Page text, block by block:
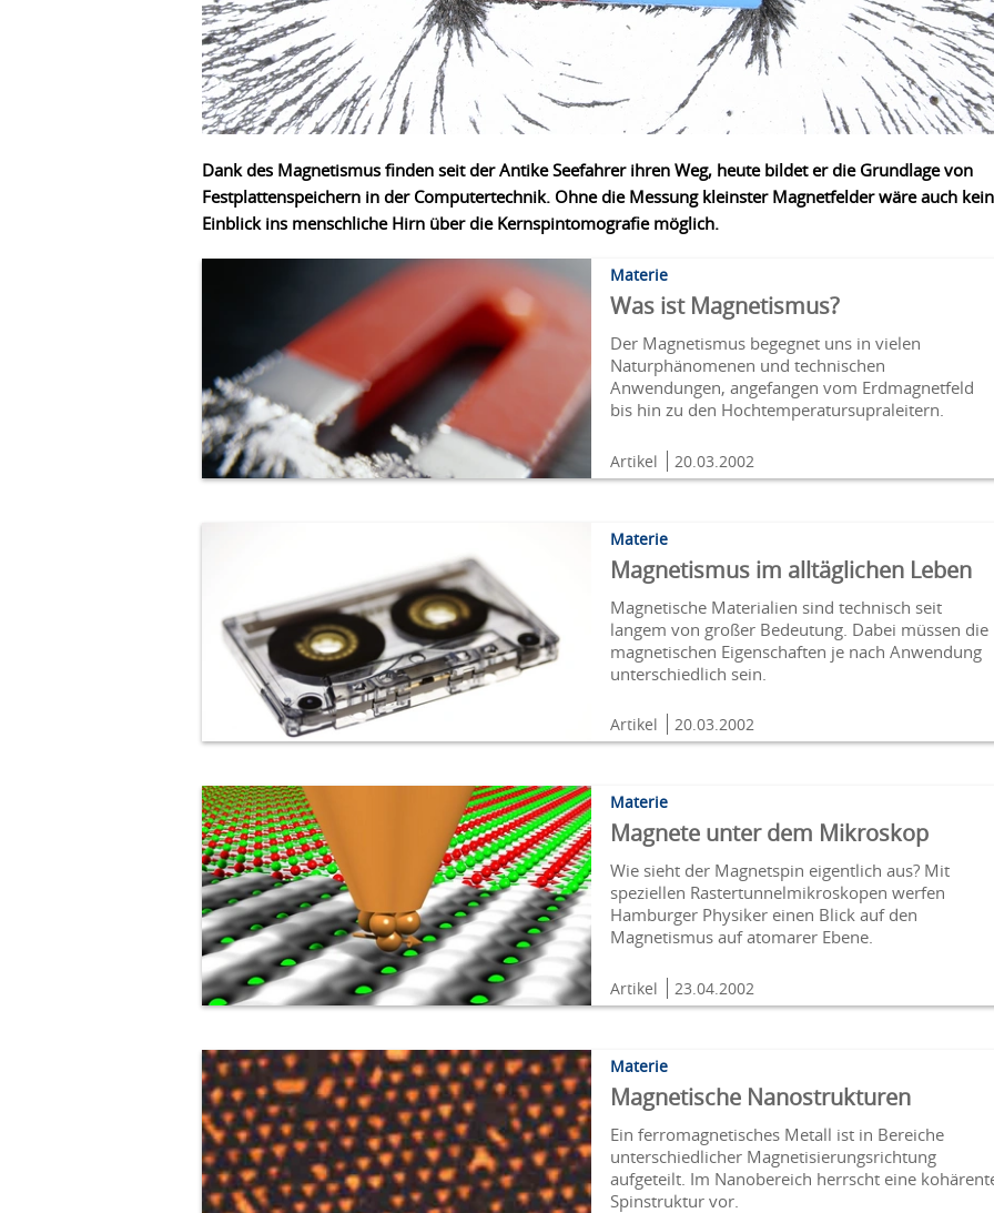
Dank des Magnetismus finden seit der Antike Seefahrer ihren Weg, heute bildet er die Grundlage von
Festplattenspeichern in der Computertechnik. Ohne die Messung kleinster Magnetfelder wäre auch kein
Einblick ins menschliche Hirn über die Kernspintomografie möglich.
Materie
Was ist Magnetismus?
Der Magnetismus begegnet uns in vielen
Naturphänomenen und technischen
Anwendungen, angefangen vom Erdmagnetfeld
bis hin zu den Hochtemperatursupraleitern.
Artikel 20.03.2002
Materie
Magnetismus im alltäglichen Leben
Magnetische Materialien sind technisch seit
langem von großer Bedeutung. Dabei müssen die
magnetischen Eigenschaften je nach Anwendung
unterschiedlich sein.
Artikel 20.03.2002
Materie
Magnete unter dem Mikroskop
Wie sieht der Magnetspin eigentlich aus? Mit
speziellen Rastertunnelmikroskopen werfen
Hamburger Physiker einen Blick auf den
Magnetismus auf atomarer Ebene.
Artikel 23.04.2002
Materie
Magnetische Nanostrukturen
Ein ferromagnetisches Metall ist in Bereiche
unterschiedlicher Magnetisierungsrichtung
aufgeteilt. Im Nanobereich herrscht eine
Spinstruktur vor.